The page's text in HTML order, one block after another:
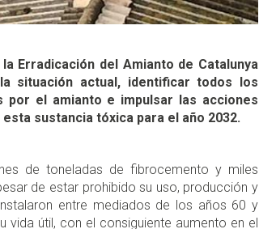
Erradicación del Amianto de Catalunya
situación actual, identificar todos los
por el amianto e impulsar las acciones
sustancia tóxica para el año 2032.
de toneladas de fibrocemento y miles
de estar prohibido su uso, producción y
entre mediados de los años 60 y
vida útil, con el consiguiente aumento en el